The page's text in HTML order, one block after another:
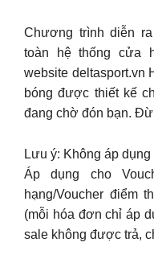
Chương trình diễn
toàn hệ thống cửa
website deltasport.vn
bóng được thiết kế
đang chờ đón bạn.
Lưu ý: Không áp
Áp dụng cho
hạng/Voucher điểm
(mỗi hóa đơn chỉ áp
sale không được trả,